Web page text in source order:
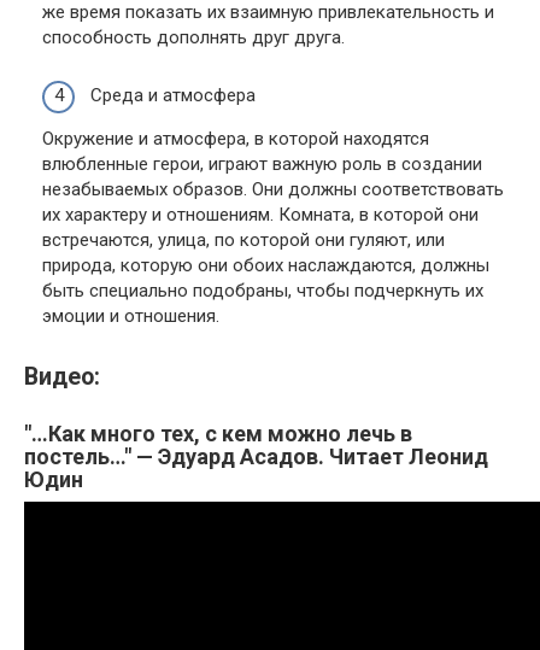
же время показать их взаимную привлекательность и
способность дополнять друг друга.
Среда и атмосфера
Окружение и атмосфера, в которой находятся
влюбленные герои, играют важную роль в создании
незабываемых образов. Они должны соответствовать
их характеру и отношениям. Комната, в которой они
встречаются, улица, по которой они гуляют, или
природа, которую они обоих наслаждаются, должны
быть специально подобраны, чтобы подчеркнуть их
эмоции и отношения.
Видео:
"…Как много тех, с кем можно лечь в
постель…" — Эдуард Асадов. Читает Леонид
Юдин